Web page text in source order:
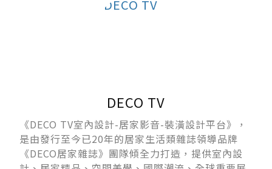
DECO TV
《DECO TV室內設計-居家影音-裝潢設計平台》，
是由發行至今已20年的居家生活類雜誌領導品牌
《DECO居家雜誌》團隊傾全力打造，提供室內設